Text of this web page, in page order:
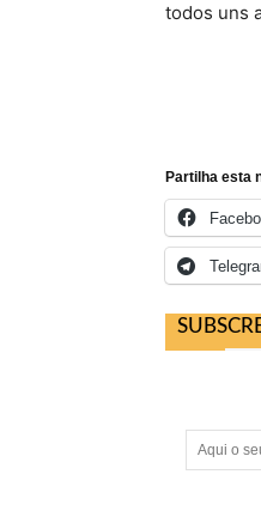
todos uns
Partilha esta
Aqui
o